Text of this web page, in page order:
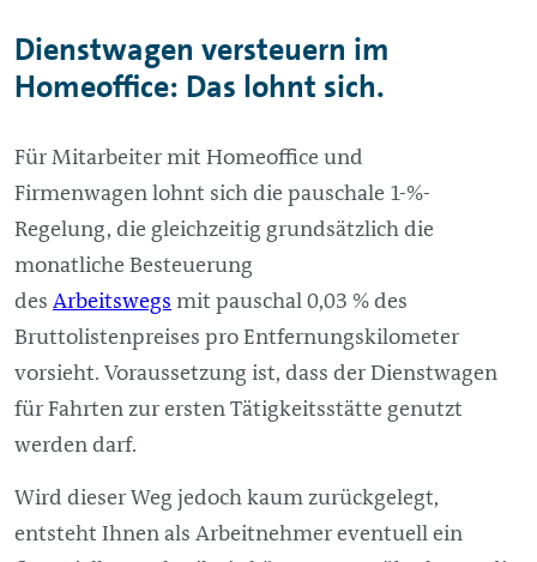
Dienstwagen versteuern im
Homeoffice: Das lohnt sich.
Für Mitarbeiter mit Homeoffice und
Firmenwagen lohnt sich die pauschale 1-%-
Regelung, die gleichzeitig grundsätzlich die
monatliche Besteuerung
des Arbeitswegs mit pauschal 0,03 % des
Bruttolistenpreises pro Entfernungskilometer
vorsieht. Voraussetzung ist, dass der Dienstwagen
für Fahrten zur ersten Tätigkeitsstätte genutzt
werden darf.
Wird dieser Weg jedoch kaum zurückgelegt,
entsteht Ihnen als Arbeitnehmer eventuell ein